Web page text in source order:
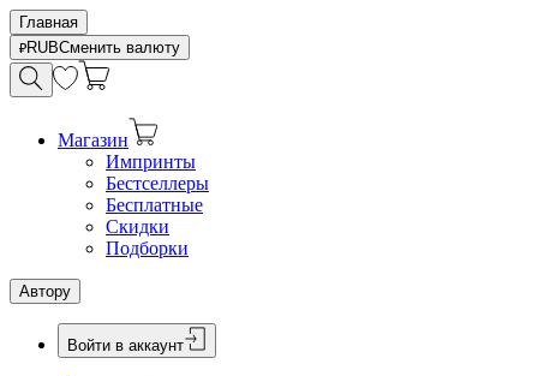
Главная
RUBСменить валюту
Магазин
Импринты
Бестселлеры
Бесплатные
Скидки
Подборки
Автору
Войти в аккаунт